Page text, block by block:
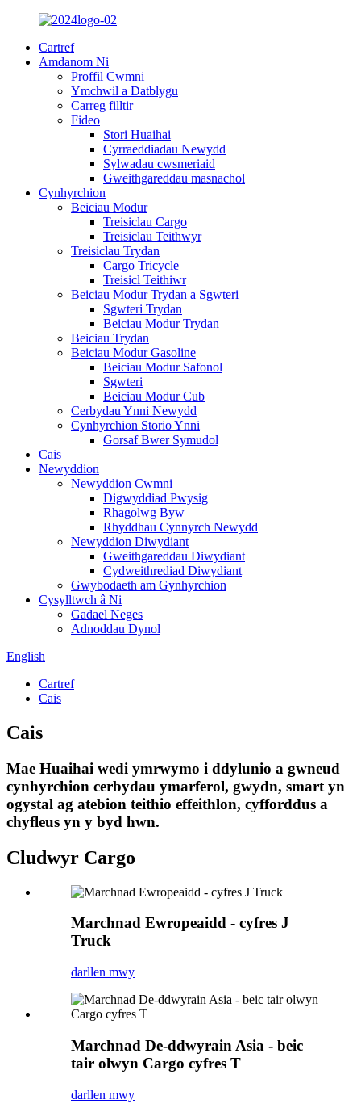
Cartref
Amdanom Ni
Proffil Cwmni
Ymchwil a Datblygu
Carreg filltir
Fideo
Stori Huaihai
Cyrraeddiadau Newydd
Sylwadau cwsmeriaid
Gweithgareddau masnachol
Cynhyrchion
Beiciau Modur
Treisiclau Cargo
Treisiclau Teithwyr
Treisiclau Trydan
Cargo Tricycle
Treisicl Teithiwr
Beiciau Modur Trydan a Sgwteri
Sgwteri Trydan
Beiciau Modur Trydan
Beiciau Trydan
Beiciau Modur Gasoline
Beiciau Modur Safonol
Sgwteri
Beiciau Modur Cub
Cerbydau Ynni Newydd
Cynhyrchion Storio Ynni
Gorsaf Bwer Symudol
Cais
Newyddion
Newyddion Cwmni
Digwyddiad Pwysig
Rhagolwg Byw
Rhyddhau Cynnyrch Newydd
Newyddion Diwydiant
Gweithgareddau Diwydiant
Cydweithrediad Diwydiant
Gwybodaeth am Gynhyrchion
Cysylltwch â Ni
Gadael Neges
Adnoddau Dynol
English
Cartref
Cais
Cais
Mae Huaihai wedi ymrwymo i ddylunio a gwneud
cynhyrchion cerbydau ymarferol, gwydn, smart yn
ogystal ag atebion teithio effeithlon, cyfforddus a
chyfleus yn y byd hwn.
Cludwyr Cargo
Marchnad Ewropeaidd - cyfres J
Truck
darllen mwy
Marchnad De-ddwyrain Asia - beic
tair olwyn Cargo cyfres T
darllen mwy